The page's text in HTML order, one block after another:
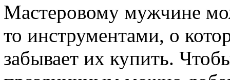
Мастеровому мужчине
то инструментами, о
забывает их купить.